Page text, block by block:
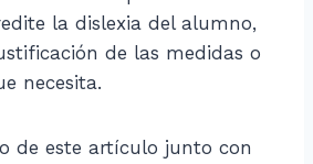
la dislexia del alumno,
de las medidas o
necesita.
de este artículo junto con